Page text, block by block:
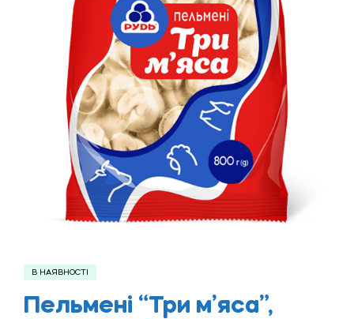
В НАЯВНОСТІ
Пельмені “Три м’яса”,